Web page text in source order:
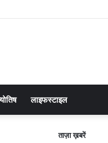
लाइफस्टाइल
ताज़ा ख़बरें